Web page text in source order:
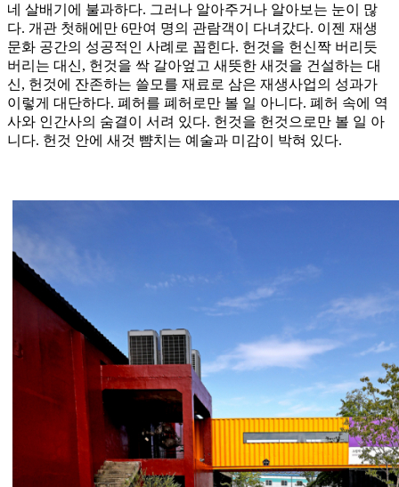
네 살배기에 불과하다. 그러나 알아주거나 알아보는 눈이 많
다. 개관 첫해에만 6만여 명의 관람객이 다녀갔다. 이젠 재생
문화 공간의 성공적인 사례로 꼽힌다. 헌것을 헌신짝 버리듯
버리는 대신, 헌것을 싹 갈아엎고 새뜻한 새것을 건설하는 대
신, 헌것에 잔존하는 쓸모를 재료로 삼은 재생사업의 성과가
이렇게 대단하다. 폐허를 폐허로만 볼 일 아니다. 폐허 속에 역
사와 인간사의 숨결이 서려 있다. 헌것을 헌것으로만 볼 일 아
니다. 헌것 안에 새것 뺨치는 예술과 미감이 박혀 있다.